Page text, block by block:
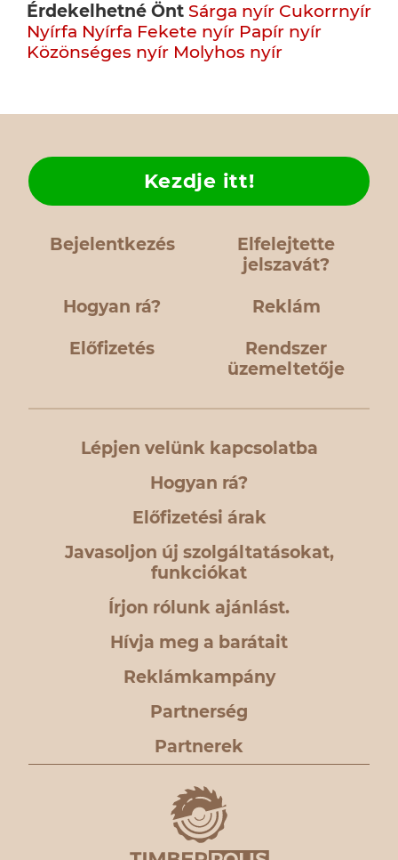
Érdekelhetné Önt Sárga nyír Cukorrnyír
Nyírfa Nyírfa Fekete nyír Papír nyír
Közönséges nyír Molyhos nyír
Bejelentkezés
Elfelejtette
jelszavát?
Hogyan rá?
Kezdje itt!
Reklám
Előfizetés
Rendszer
üzemeltetője
Lépjen velünk kapcsolatba
Hogyan rá?
Előfizetési árak
Javasoljon új szolgáltatásokat,
funkciókat
Írjon rólunk ajánlást.
Hívja meg a barátait
Reklámkampány
Partnerség
Partnerek